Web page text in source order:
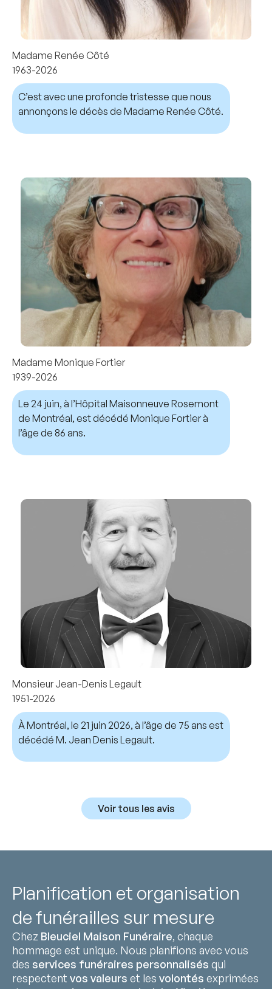
Madame Renée Côté
1963-2026
C’est avec une profonde tristesse que nous
annonçons le décès de Madame Renée Côté.
Madame Monique Fortier
1939-2026
Le 24 juin, à l’Hôpital Maisonneuve Rosemont
de Montréal, est décédé Monique Fortier à
l’âge de 86 ans.
Monsieur Jean-Denis Legault
1951-2026
À Montréal, le 21 juin 2026, à l’âge de 75 ans est
décédé M. Jean Denis Legault.
Voir tous les avis
Planification et organisation
de funérailles sur mesure
Chez Bleuciel Maison Funéraire, chaque
hommage est unique. Nous planifions avec vous
des services funéraires personnalisés qui
respectent vos valeurs et les volontés exprimées